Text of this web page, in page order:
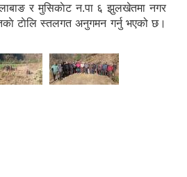
र मुसिकाेट न.पा ६ झुलखेतमा नगर
टाेलि स्तलगत अनुगमन गर्नु भएको छ।